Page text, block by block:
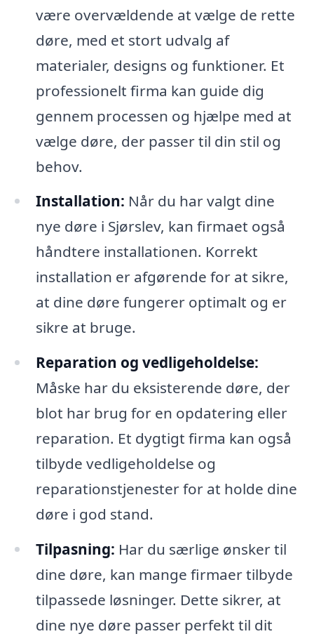
være overvældende at vælge de rette
døre, med et stort udvalg af
materialer, designs og funktioner. Et
professionelt firma kan guide dig
gennem processen og hjælpe med at
vælge døre, der passer til din stil og
behov.
Installation: Når du har valgt dine
nye døre i Sjørslev, kan firmaet også
håndtere installationen. Korrekt
installation er afgørende for at sikre,
at dine døre fungerer optimalt og er
sikre at bruge.
Reparation og vedligeholdelse:
Måske har du eksisterende døre, der
blot har brug for en opdatering eller
reparation. Et dygtigt firma kan også
tilbyde vedligeholdelse og
reparationstjenester for at holde dine
døre i god stand.
Tilpasning: Har du særlige ønsker til
dine døre, kan mange firmaer tilbyde
tilpassede løsninger. Dette sikrer, at
dine nye døre passer perfekt til dit